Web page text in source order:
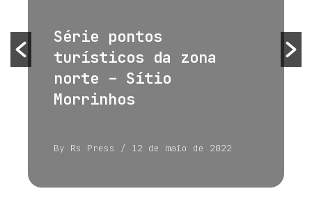
Série pontos
turísticos da zona
norte – Sítio
Morrinhos
By Rs Press / 12 de maio de 2022